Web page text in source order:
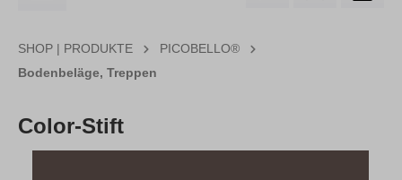
SHOP | PRODUKTE
PICOBELLO®
Bodenbeläge, Treppen
Color-Stift